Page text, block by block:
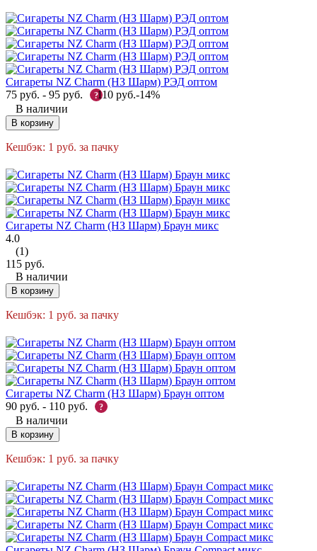
Сигареты NZ Charm (НЗ Шарм) РЭД оптом
75 руб. - 95 руб. ?110 руб.-14%
В наличии
В корзину
Кешбэк: 1 руб. за пачку
Сигареты NZ Charm (НЗ Шарм) Браун микс
4.0
(1)
115 руб.
В наличии
В корзину
Кешбэк: 1 руб. за пачку
Сигареты NZ Charm (НЗ Шарм) Браун оптом
90 руб. - 110 руб. ?
В наличии
В корзину
Кешбэк: 1 руб. за пачку